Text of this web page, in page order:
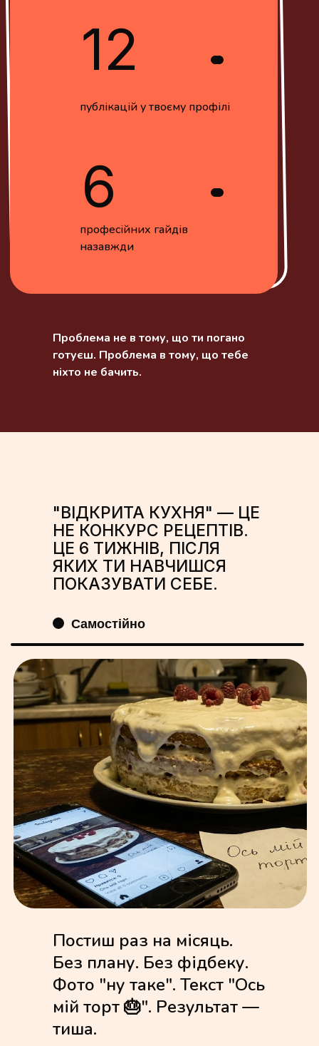
Проблема не в тому, що ти погано
готуєш. Проблема в тому, що тебе
ніхто не бачить.
12
публікацій у твоєму профілі
6
професійних гайдів
назавжди
"ВІДКРИТА КУХНЯ" — ЦЕ
НЕ КОНКУРС РЕЦЕПТІВ.
ЦЕ 6 ТИЖНІВ, ПІСЛЯ
ЯКИХ ТИ НАВЧИШСЯ
ПОКАЗУВАТИ СЕБЕ.
Постиш раз на місяць.
Без плану. Без фідбеку.
Фото "ну таке". Текст "Ось
мій торт 🎂". Результат —
тиша.
Самостійно